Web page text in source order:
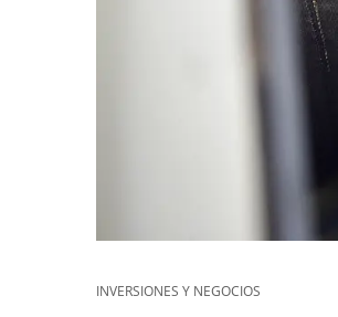
INVERSIONES Y NEGOCIOS